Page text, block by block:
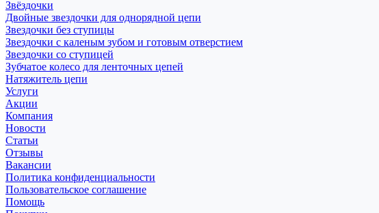
Звёздочки
Двойные звездочки для однорядной цепи
Звездочки без ступицы
Звездочки с каленым зубом и готовым отверстием
Звездочки со ступицей
Зубчатое колесо для ленточных цепей
Натяжитель цепи
Услуги
Акции
Компания
Новости
Статьи
Отзывы
Вакансии
Политика конфиденциальности
Пользовательское соглашение
Помощь